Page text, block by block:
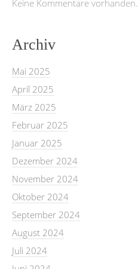
Keine Kommentare vorhanden.
Archiv
Mai 2025
April 2025
März 2025
Februar 2025
Januar 2025
Dezember 2024
November 2024
Oktober 2024
September 2024
August 2024
Juli 2024